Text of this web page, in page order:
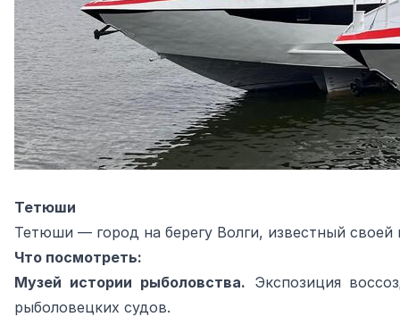
Тетюши
Тетюши — город на берегу Волги, известный
Что посмотреть:
Музей истории рыболовства. Экспозиция
рыболовецких судов.